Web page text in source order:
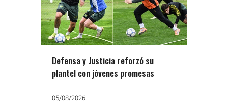
Defensa y Justicia reforzó su
plantel con jóvenes promesas
05/08/2026